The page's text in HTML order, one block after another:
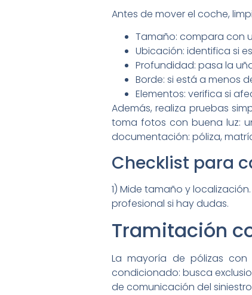
Antes de mover el coche,
Tamaño: compara con
Ubicación: identifica si
Profundidad: pasa la
Borde: si está a menos
Elementos: verifica si
Además, realiza pruebas
toma fotos con buena luz:
documentación: póliza,
Checklist para
1) Mide tamaño y
profesional si hay dudas.
Tramitación
La mayoría de pólizas
condicionado: busca
de comunicación del